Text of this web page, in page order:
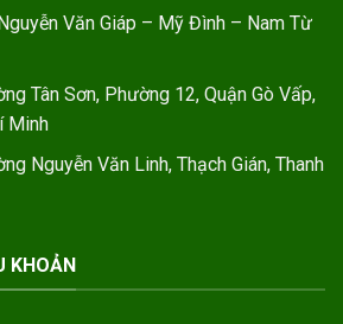
Văn Giáp – Mỹ Đình – Nam Từ
Tân Sơn, Phường 12, Quận Gò Vấp,
Minh
Nguyễn Văn Linh, Thạch Gián, Thanh
KHOẢN